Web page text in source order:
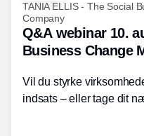
TANIA ELLIS - The Social
Company
Q&A webinar 10.
Business Change
Vil du styrke
indsats – eller tage dit